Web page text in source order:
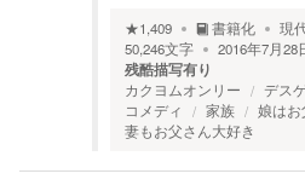
★1,409 書籍化 現
50,246文字 2016年7月28
残酷描写有り
カクヨムオンリー デス
コメディ
家族
娘はお
妻もお父さん大好き